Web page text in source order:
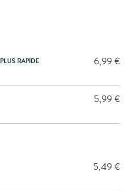
PLUS RAPIDE 6,99 €
5,99 €
5,49 €